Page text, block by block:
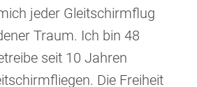
jeder Gleitschirmflug
Traum. Ich bin 48
seit 10 Jahren
Die Freiheit